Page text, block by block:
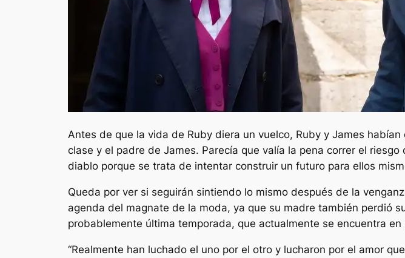
Antes de que la vida de Ruby diera un vuelco, Ruby y James
clase y el padre de James. Parecía que valía la pena correr el riesgo
diablo porque se trata de intentar construir un futuro para ellos
Queda por ver si seguirán sintiendo lo mismo después de la
agenda del magnate de la moda, ya que su madre también perdió
probablemente última temporada, que actualmente se encuentra en
“Realmente han luchado el uno por el otro y lucharon por el amor